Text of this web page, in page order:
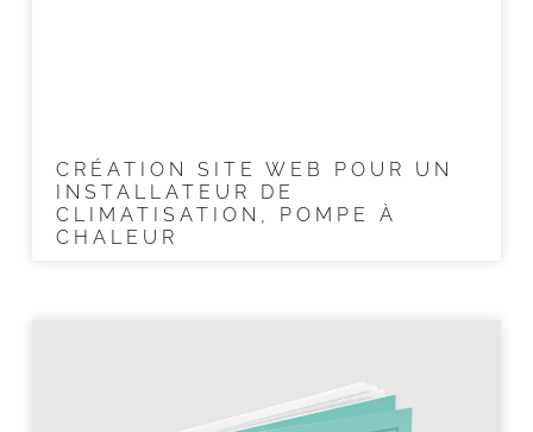
CRÉATION SITE WEB POUR UN
INSTALLATEUR DE
CLIMATISATION, POMPE À
CHALEUR